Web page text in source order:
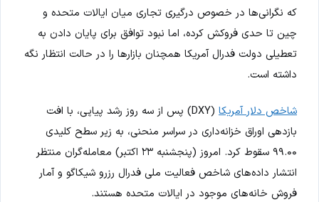
که نگرانی‌ها در خصوص درگیری تجاری میان ایالات متحده و
چین تا حدی فروکش کرده، اما نبود توافق برای پایان دادن به
تعطیلی دولت فدرال آمریکا همچنان بازارها را در حالت انتظار نگه
داشته است.
شاخص دلار آمریکا
(DXY) پس از سه روز رشد پیاپی، با افت
بازدهی اوراق خزانه‌داری در سراسر منحنی، به زیر سطح کلیدی
۹۹.۰۰ سقوط کرد. امروز (پنجشنبه ۲۳ اکتبر) معامله‌گران منتظر
انتشار داده‌های شاخص فعالیت ملی فدرال رزرو شیکاگو و آمار
فروش خانه‌های موجود در ایالات متحده هستند.